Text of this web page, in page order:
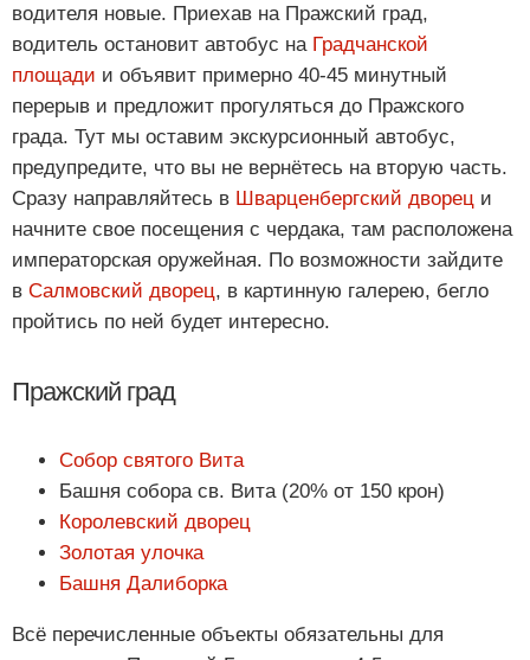
водителя новые. Приехав на Пражский град,
водитель остановит автобус на Градчанской
площади и объявит примерно 40-45 минутный
перерыв и предложит прогуляться до Пражского
града. Тут мы оставим экскурсионный автобус,
предупредите, что вы не вернётесь на вторую часть.
Сразу направляйтесь в Шварценбергский дворец и
начните свое посещения с чердака, там расположена
императорская оружейная. По возможности зайдите
в Салмовский дворец, в картинную галерею, бегло
пройтись по ней будет интересно.
Пражский град
Собор святого Вита
Башня собора св. Вита (20% от 150 крон)
Королевский дворец
Золотая улочка
Башня Далиборка
Всё перечисленные объекты обязательны для